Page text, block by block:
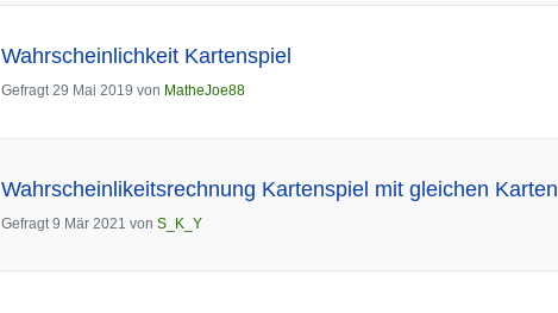
Wahrscheinlichkeit Kartenspiel
Gefragt 29 Mai 2019 von MatheJoe88
Wahrscheinlikeitsrechnung Kartenspiel mit gleichen Karten
Gefragt 9 Mär 2021 von S_K_Y